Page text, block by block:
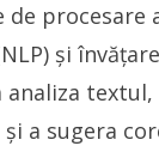
de procesare
și
analiza textul,
a sugera